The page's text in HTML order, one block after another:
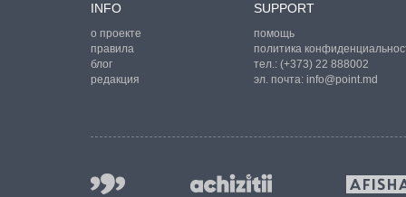
INFO
о проекте
правила
блог
редакция
SUPPORT
помощь
политика
тел.: (+373) 22 888002
эл. почта: info@point.md